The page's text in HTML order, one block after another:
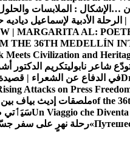
…الإشكال : الملابسات
الأدبية لإسماعيل دياديه
| MARGARITA AL:
THE 36TH MEDELLÍN
Civilization and
تودّع شاعر نابوليتكريم الدكتور
في الدفاع عن الشعراء |
Attacks on Press
of theملصقات إديث بياف
Un Viaggio cheسَيَٲتي
رحلة نهرٍ على سفر